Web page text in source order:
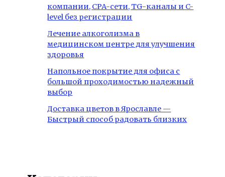
компании, CPA-сети, TG-каналы и C-
level без регистрации
Лечение алкоголизма в
медицинском центре для улучшения
здоровья
Напольное покрытие для офиса с
большой проходимостью надежный
выбор
Доставка цветов в Ярославле —
Быстрый способ радовать близких